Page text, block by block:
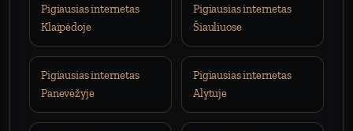
Pigiausias internetas
Klaipėdoje
Pigiausias internetas
Šiauliuose
Pigiausias internetas
Panevėžyje
Pigiausias internetas
Alytuje